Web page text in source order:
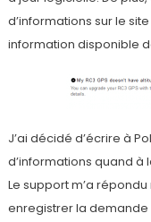
d’informations sur le
information disponible
J’ai décidé d’écrire à
d’informations quand à
Le support m’a
enregistrer la demande